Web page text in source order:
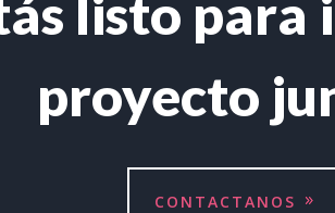
listo para
proyecto
CONTACTANOS